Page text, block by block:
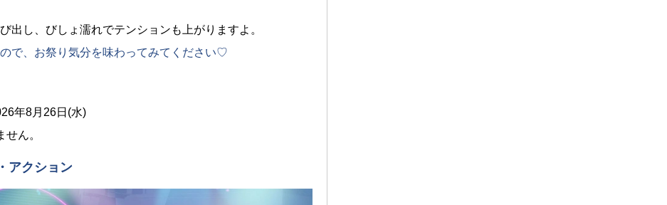
出し、びしょ濡れでテンションも上がりますよ。
で、お祭り気分を味わってみてください♡
年8月26日(水)
ん。
アクション